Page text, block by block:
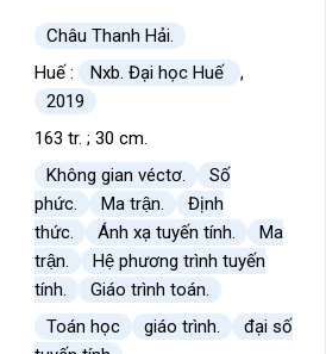
Châu Thanh Hải.
Huế : Nxb. Đại học Huế
,
2019
163 tr. ; 30 cm.
Không gian véctơ.
Số
phức.
Ma trận.
Định
thức.
Ánh xạ tuyến tính.
Ma
trận.
Hệ phương trình tuyến
tính.
Giáo trình toán.
Toán học giáo trình.
đại số